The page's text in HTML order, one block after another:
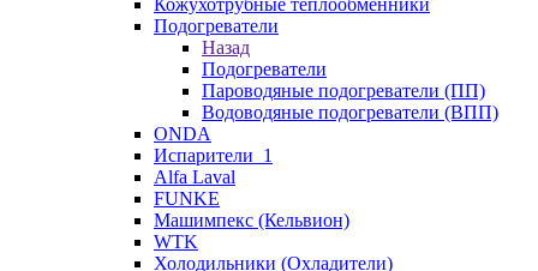
Кожухотрубные теплообменники
Подогреватели
Назад
Подогреватели
Пароводяные подогреватели (ПП)
Водоводяные подогреватели (ВПП)
ONDA
Испарители_1
Alfa Laval
FUNKE
Машимпекс (Кельвион)
WTK
Холодильники (Охладители)